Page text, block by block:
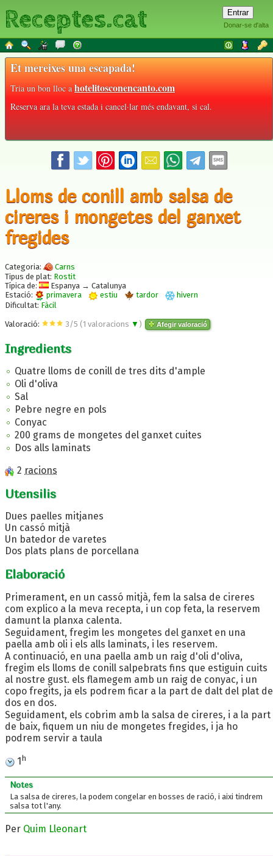
Donar-se d'alta
Receptes.cat
Et mereixes una escapada!
Tria un bon lloc ahotelitosconencanto.com
Reserva ara la teva estada i cancel·lar més endavant, si cal.
Lloms de conill amb salsa de
cireres i mongetes del ganxet
fregides
Categoria:
Carns
Tipus de plat: Rostit
Típica de:
Espanya → Catalunya
Estació:
primavera estiu tardor
hivern
Dificultat: Fàcil
Valoració: 3 /5 (1 valoracions ▼ ) Afegir valoració
Ingredients
Quatre lloms de conill de tres dits d'ample
Oli d'oliva
Sal
Pebre negre en pols
Conyac
200 grams de mongetes del ganxet cuites
Dos alls laminats
2 racions
Utensilis
Dues paelles mitjanes
Un cassó mitjà
Un batedor de varetes
Dos plats plans de porcellana
Elaboració
Primerament, en un cassó mitjà, fem la salsa de cireres
com explico a la meva recepta, i un cop feta, la reservem
damunt la planxa calenta.
Seguidament, fregim les mongetes del ganxet en una
paella amb oli i els alls laminats, i les reservem.
A continuació, en una paella amb un raig d'oli d'oliva,
fregim els lloms de conill salpebrats fins que estiguin cuits
al nostre gust. els flamegem amb un raig de conyac, i un
copo fregits, ja els podrem ficar a la part de dalt del plat de
dos en dos.
Seguidament, els cobrim amb la salsa de cireres, i a la part
de baix, fiquem un niu de mongetes fregides, i ja ho
podrem servir a taula
1 h
Notes
La salsa de cireres, la podem congelar en bosses de ració, i aixi tindrem
salsa tot l'any.
Per Quim Lleonart